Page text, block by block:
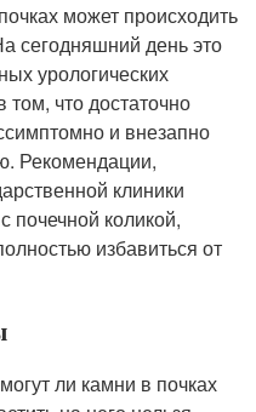
может происходить
сегодняшний день это
урологических
что достаточно
и внезапно
Рекомендации,
клиники
почечной коликой,
избавиться от
ли камни в почках